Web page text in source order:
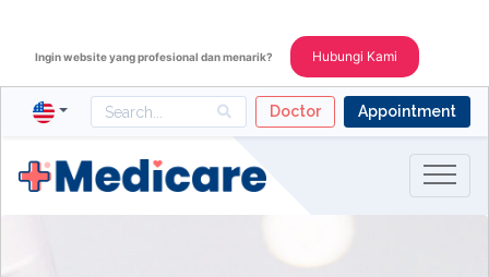
Ingin website yang profesional dan menarik? Hubungi Kami